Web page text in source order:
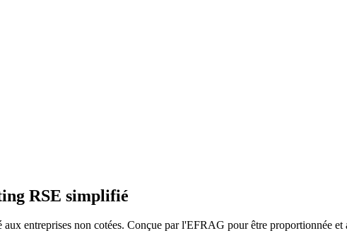
RSE simplifié
entreprises non cotées. Conçue par l'EFRAG pour être proportionnée et